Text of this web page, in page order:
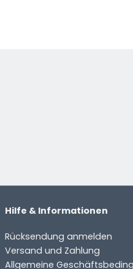
Hilfe & Informationen
Rücksendung anmelden
Versand und Zahlung
Allgemeine